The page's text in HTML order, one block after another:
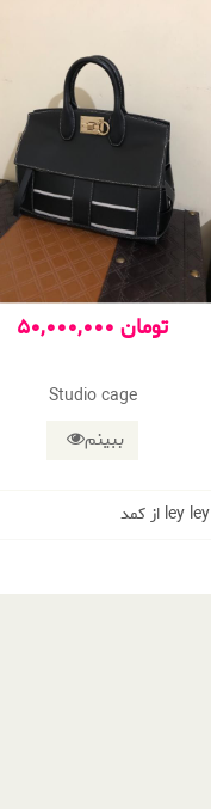
50,000,000 تومان
Studio cage
ببینم
از کمد ley ley